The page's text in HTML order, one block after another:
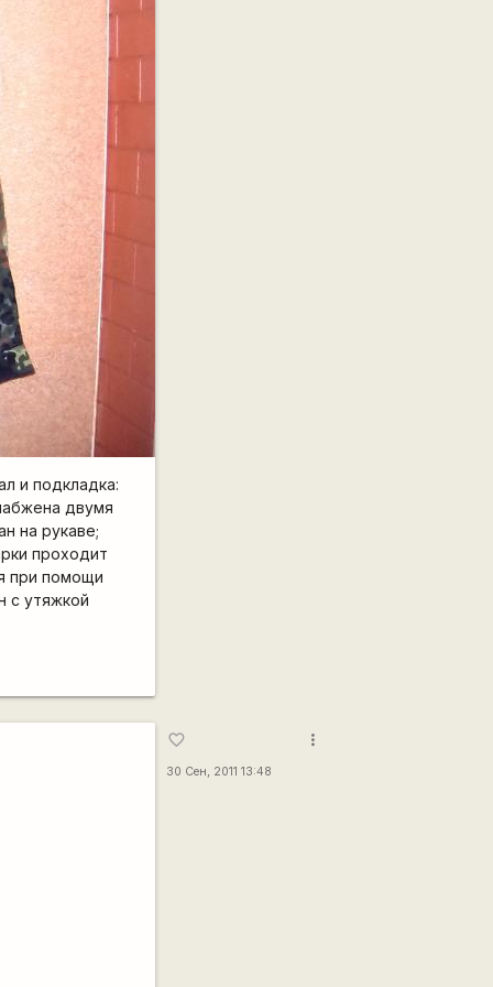
и подкладка:
двумя
на рукаве;
проходит
при помощи
с утяжкой
favorite_border
30 Сен, 2011 13:48
more_vert